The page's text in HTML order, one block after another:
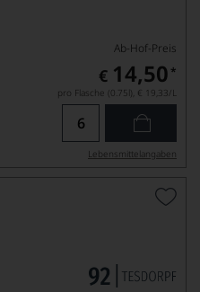
Ab-Hof-Preis
€ 14,50 *
pro Flasche (0.75l), € 19,33/L
Lebensmittel­angaben